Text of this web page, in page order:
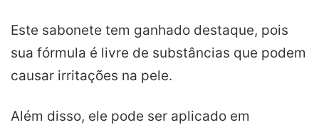
Este sabonete tem ganhado destaque, pois
sua fórmula é livre de substâncias que podem
causar irritações na pele.
Além disso, ele pode ser aplicado em